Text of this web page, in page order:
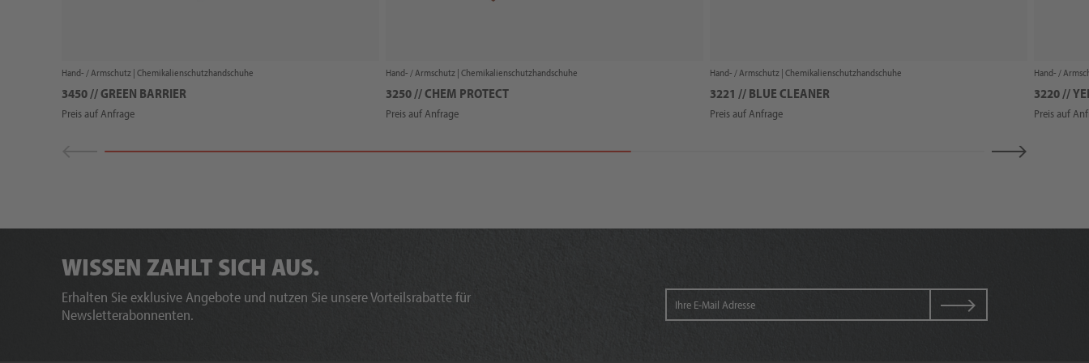
Hand- / Armschutz | Chemikalienschutzhandschuhe
3450 // GREEN BARRIER
Preis auf Anfrage
Hand- / Armschutz | Chemikalienschutzhandschuhe
3250 // CHEM PROTECT
Preis auf Anfrage
Hand- / Armschutz | Chemikalienschutzhandschuhe
3221 // BLUE CLEANER
Preis auf Anfrage
Hand- /
3220 //
Preis auf
WISSEN ZAHLT SICH AUS.
Erhalten Sie exklusive Angebote und nutzen Sie unsere Vorteilsrabatte für
Newsletterabonnenten.